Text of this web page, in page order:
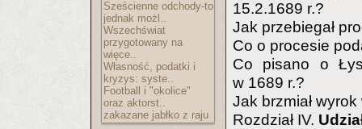
Sześcienne odchody-to
jednak możl..
Wszechświat
przygotowany na
więce..
Własność, podatki i
kryzys: syste..
Football i "okolice"
oraz aktorst..
zakazane jabłko z raju
15.2.1689 r.?
Jak przebiegał
Co o procesie
Co pisano o
w 1689 r.?
Jak brzmiał
Rozdział IV.